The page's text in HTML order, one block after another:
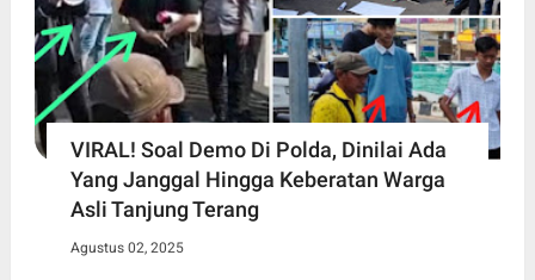
VIRAL! Soal Demo Di Polda, Dinilai Ada
Yang Janggal Hingga Keberatan Warga
Asli Tanjung Terang
Agustus 02, 2025